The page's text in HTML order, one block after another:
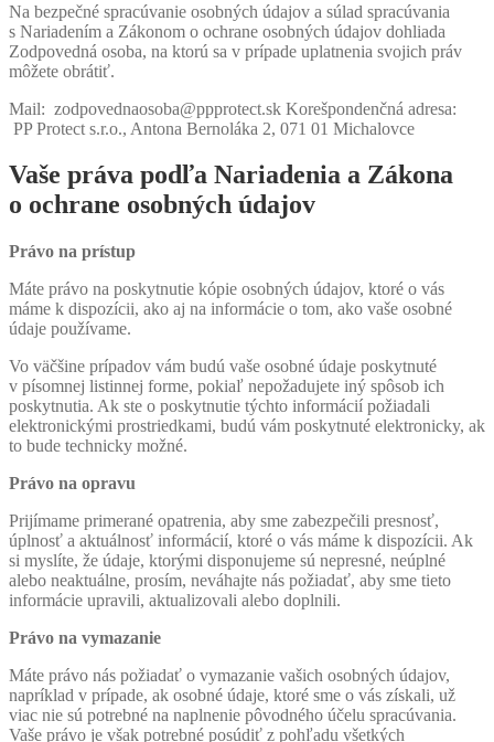
Na bezpečné spracúvanie osobných údajov a súlad spracúvania
s Nariadením a Zákonom o ochrane osobných údajov dohliada
Zodpovedná osoba, na ktorú sa v prípade uplatnenia svojich práv
môžete obrátiť.
Mail: zodpovednaosoba@ppprotect.sk Korešpondenčná adresa:
PP Protect s.r.o., Antona Bernoláka 2, 071 01 Michalovce
Vaše práva podľa Nariadenia a Zákona
o ochrane osobných údajov
Právo na prístup
Máte právo na poskytnutie kópie osobných údajov, ktoré o vás
máme k dispozícii, ako aj na informácie o tom, ako vaše osobné
údaje používame.
Vo väčšine prípadov vám budú vaše osobné údaje poskytnuté
v písomnej listinnej forme, pokiaľ nepožadujete iný spôsob ich
poskytnutia. Ak ste o poskytnutie týchto informácií požiadali
elektronickými prostriedkami, budú vám poskytnuté elektronicky, ak
to bude technicky možné.
Právo na opravu
Prijímame primerané opatrenia, aby sme zabezpečili presnosť,
úplnosť a aktuálnosť informácií, ktoré o vás máme k dispozícii. Ak
si myslíte, že údaje, ktorými disponujeme sú nepresné, neúplné
alebo neaktuálne, prosím, neváhajte nás požiadať, aby sme tieto
informácie upravili, aktualizovali alebo doplnili.
Právo na vymazanie
Máte právo nás požiadať o vymazanie vašich osobných údajov,
napríklad v prípade, ak osobné údaje, ktoré sme o vás získali, už
viac nie sú potrebné na naplnenie pôvodného účelu spracúvania.
Vaše právo je však potrebné posúdiť z pohľadu všetkých